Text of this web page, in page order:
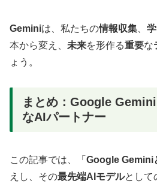
Geminiは、私たちの情報収集
本から変え、 未来を形作る重要な
ょう。
まとめ：Google
なAIパートナー
この記事では、「 Google Gemini
えし、その最先端AIモデルとして